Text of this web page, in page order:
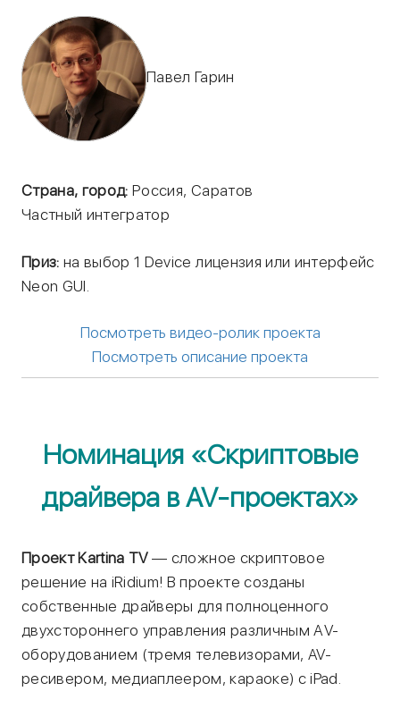
Павел Гарин
Страна, город: Россия, Саратов
Частный интегратор
Приз: на выбор 1 Device лицензия или интерфейс
Neon GUI.
Посмотреть видео-ролик проекта
Посмотреть описание проекта
Номинация «Скриптовые
драйвера в AV-проектах»
Проект Kartina TV— сложное скриптовое
решение на iRidium! В проекте созданы
собственные драйверы для полноценного
двухстороннего управления различным АV-
оборудованием (тремя телевизорами, AV-
ресивером, медиаплеером, караоке) с iPad.